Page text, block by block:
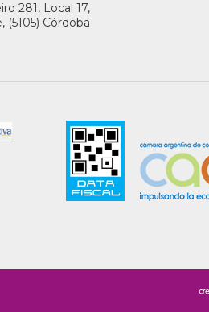
281, Local 17,
(5105) Córdoba